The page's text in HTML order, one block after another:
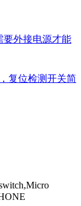
要外接电源才能
复位检测开关简